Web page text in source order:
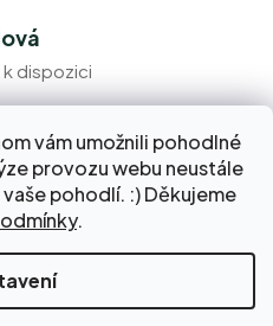
vám umožnili pohodlné
provozu webu neustále
pohodlí. :) Děkujeme
.
do Balíkovny zaplatíme
k dispozici
až 17:00
se vždy odpovědět do 24
Premium